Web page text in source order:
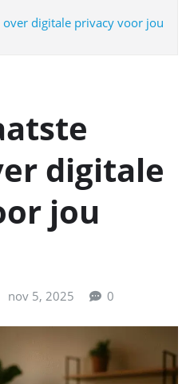
digitale privacy voor jou
digitale
jou
nov 5, 2025 0